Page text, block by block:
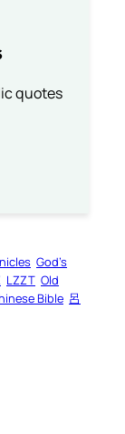
quotes
God’s
LZZT Old
Bible 呂